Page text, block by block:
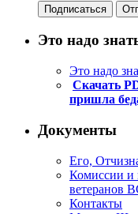
Это надо
Это надо
Скачать
пришла
Документы
Его,
Комиссии и
ветеранов
Контакты